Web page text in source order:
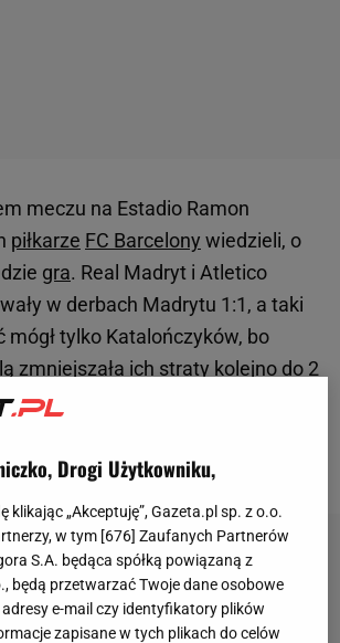
meczu na Estadio Ramon
piłkarze FC Barcelony wiedzieli, o
gra. Real Madryt i Atletico
w derbach Madrytu 1:1, a taki
mógł tylko Katalończyków, bo
zmniejszała ich straty kolejno do 2
1 pkt do Atletico. Zespół Hansiego
znakomitym stylu.
Drogi Użytkowniku,
klikając „Akceptuję”, Gazeta.pl sp. z o.o.
w tym [676] Zaufanych Partnerów
S.A. będąca spółką powiązaną z
będą przetwarzać Twoje dane osobowe
adresy e-mail czy identyfikatory plików
zapisane w tych plikach do celów